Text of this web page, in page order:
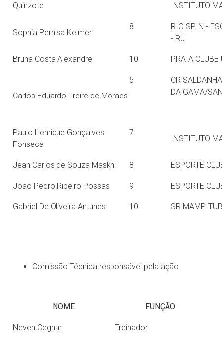
Quinzote
INSTITUTO
Sophia Pernisa Kelmer
8
RIO SPIN -
- RJ
Bruna Costa Alexandre 10 PRAIA
Carlos Eduardo Freire de Moraes
5
CR SALDANHA
DA GAMA/
Paulo Henrique Gonçalves
Fonseca
7
INSTITUTO
Jean Carlos de Souza Maskhi 8 ESPORTE
João Pedro Ribeiro Possas 9 ESPORTE
Gabriel De Oliveira Antunes 10 SR
Comissão Técnica responsável pela ação
NOME FUNÇÃO
Neven Cegnar Treinador